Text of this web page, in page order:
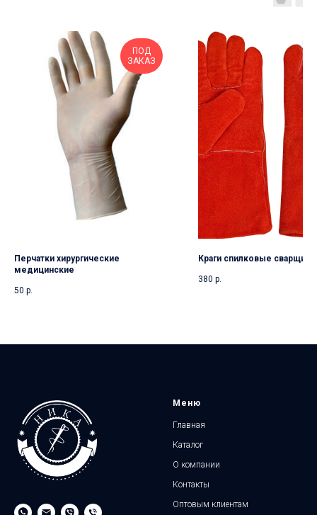
ПОД
ЗАКАЗ
Перчатки хирургические
медицинские
50 р.
Краги спилковые сварщика
380 р.
Меню
Главная
Каталог
О компании
Контакты
Оптовым клиентам